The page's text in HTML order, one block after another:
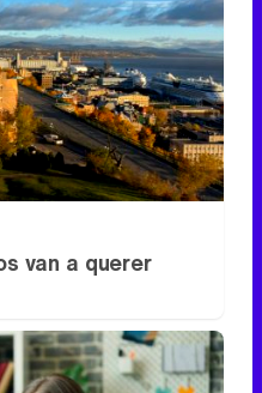
y afecta cómo te